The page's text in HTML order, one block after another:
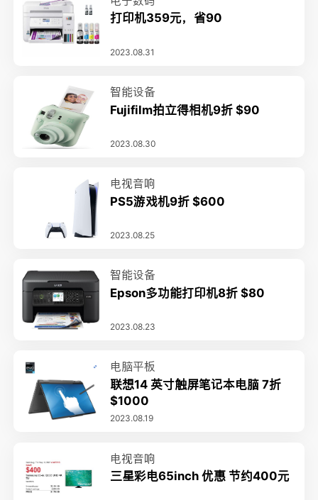
打印机359元，省90
2023.08.31
智能设备
Fujifilm拍立得相机9折 $90
2023.08.30
电视音响
PS5游戏机9折 $600
2023.08.25
智能设备
Epson多功能打印机8折 $80
2023.08.23
电脑平板
联想14 英寸触屏笔记本电脑 7折
$1000
2023.08.19
电视音响
三星彩电65inch 优惠 节约400元